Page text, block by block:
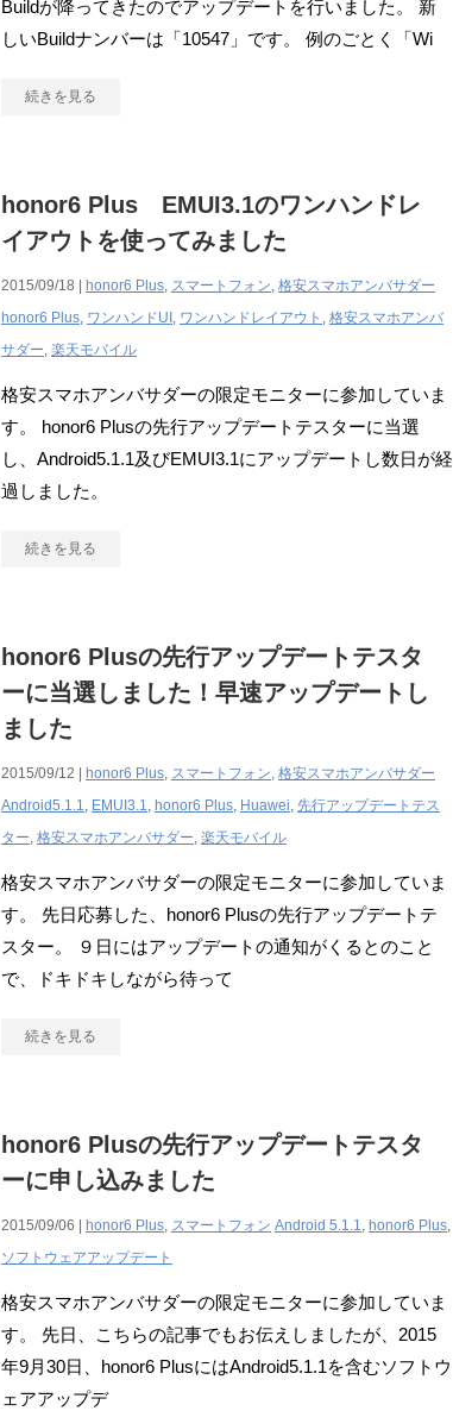
Buildが降ってきたのでアップデートを行いました。 新
しいBuildナンバーは「10547」です。 例のごとく「Wi
続きを見る
honor6 Plus EMUI3.1のワンハンドレ
イアウトを使ってみました
2015/09/18 | honor6 Plus, スマートフォン, 格安スマホアンバサダー
honor6 Plus, ワンハンドUI , ワンハンドレイアウト , 格安スマホアンバ
サダー, 楽天モバイル
格安スマホアンバサダーの限定モニターに参加していま
す。 honor6 Plusの先行アップデートテスターに当選
し、Android5.1.1及びEMUI3.1にアップデートし数日が経
過しました。
続きを見る
honor6 Plusの先行アップデートテスタ
ーに当選しました！早速アップデートし
ました
2015/09/12 | honor6 Plus, スマートフォン, 格安スマホアンバサダー
Android5.1.1, EMUI3.1, honor6 Plus, Huawei, 先行アップデートテス
ター, 格安スマホアンバサダー, 楽天モバイル
格安スマホアンバサダーの限定モニターに参加していま
す。 先日応募した、honor6 Plusの先行アップデートテ
スター。 ９日にはアップデートの通知がくるとのこと
で、ドキドキしながら待って
続きを見る
honor6 Plusの先行アップデートテスタ
ーに申し込みました
2015/09/06 | honor6 Plus, スマートフォン Android 5.1.1, honor6 Plus,
ソフトウェアアップデート
格安スマホアンバサダーの限定モニターに参加していま
す。 先日、こちらの記事でもお伝えしましたが、2015
年9月30日、honor6 PlusにはAndroid5.1.1を含むソフトウ
ェアアップデ